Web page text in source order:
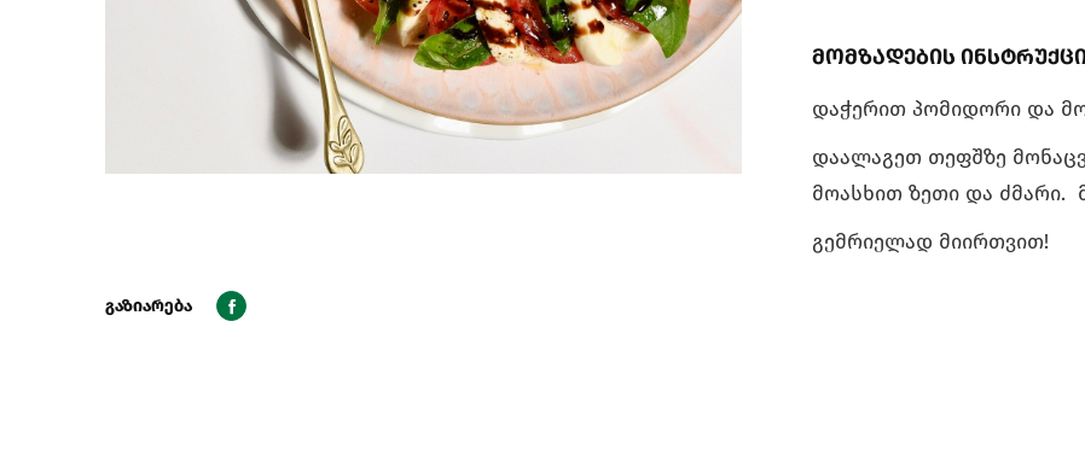
მომზადების
დაჭერით პომიდორი და
დაალაგეთ თეფშზე
მოასხით ზეთი და
გემრიელად მიირთვით!
გაზიარება